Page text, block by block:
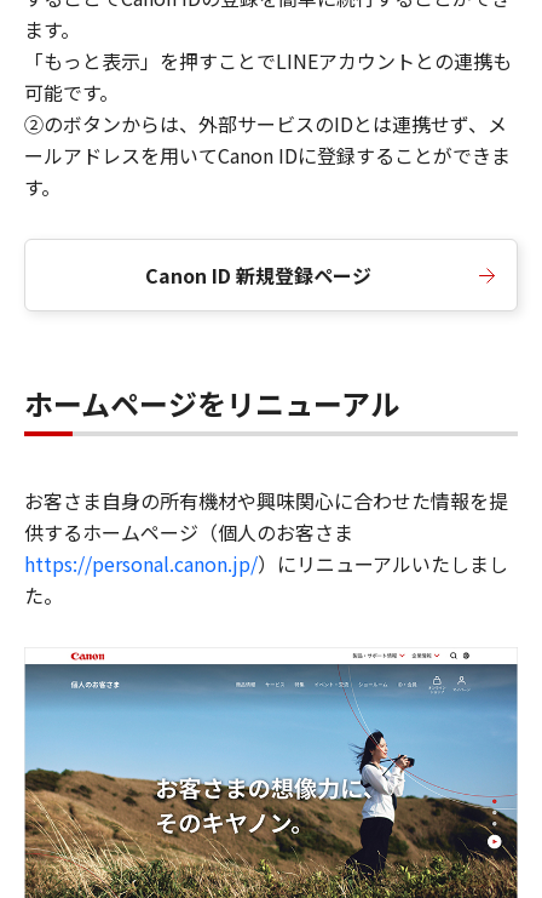
ます。
「もっと表示」を押すことでLINEアカウントとの連携も
可能です。
②のボタンからは、外部サービスのIDとは連携せず、メ
ールアドレスを用いてCanon IDに登録することができま
す。
Canon ID 新規登録ページ
ホームページをリニューアル
お客さま自身の所有機材や興味関心に合わせた情報を提
供するホームページ（個人のお客さま
https://personal.canon.jp/）にリニューアルいたしまし
た。